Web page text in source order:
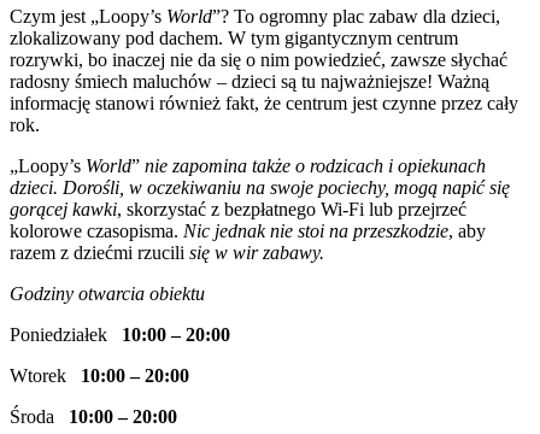
Czym jest „Loopy’s World”? To ogromny plac zabaw dla dzieci,
zlokalizowany pod dachem. W tym gigantycznym centrum
rozrywki, bo inaczej nie da się o nim powiedzieć, zawsze słychać
radosny śmiech maluchów – dzieci są tu najważniejsze! Ważną
informację stanowi również fakt, że centrum jest czynne przez cały
rok.
„Loopy’s World” nie zapomina także o rodzicach i opiekunach
dzieci. Dorośli, w oczekiwaniu na swoje pociechy, mogą napić się
gorącej kawki, skorzystać z bezpłatnego Wi-Fi lub przejrzeć
kolorowe czasopisma. Nic jednak nie stoi na przeszkodzie, aby
razem z dziećmi rzucili się w wir zabawy.
Godziny otwarcia obiektu
Poniedziałek 10:00 – 20:00
Wtorek 10:00 – 20:00
Środa 10:00 – 20:00